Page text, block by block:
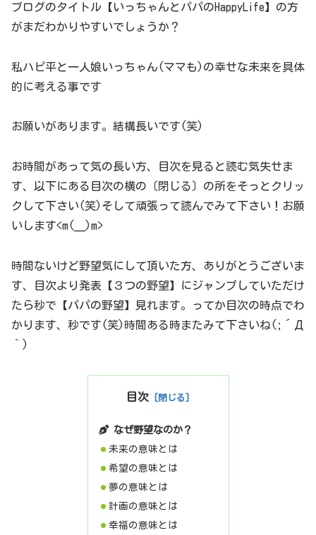
ブログのタイトル【いっちゃんとパパのHappyLife】の方
がまだわかりやすいでしょうか？
私ハピ平と一人娘いっちゃん(ママも)の幸せな未来を具体
的に考える事です
お願いがあります。結構長いです(笑)
お時間があって気の長い方、目次を見ると読む気失せま
す、以下にある目次の横の〔閉じる〕の所をそっとクリッ
クして下さい(笑)そして頑張って読んでみて下さい！お願
いします<m(__)m>
時間ないけど野望気にして頂いた方、ありがとうございま
す、目次より発表【３つの野望】にジャンプしていただけ
たら秒で【パパの野望】見れます。ってか目次の時点でわ
かります、秒です(笑)時間ある時またみて下さいね(;´Д
｀)
目次
なぜ野望なのか？
未来の意味とは
希望の意味とは
夢の意味とは
計画の意味とは
幸福の意味とは